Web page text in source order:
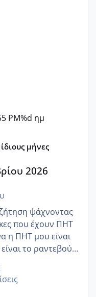
PM%d ημ
μήνες
2026
ψάχνοντας
που έχουν ΠΗΤ
η ΠΗΤ μου είναι
το ραντεβού
Έχω αρκετό
φαίνεται να